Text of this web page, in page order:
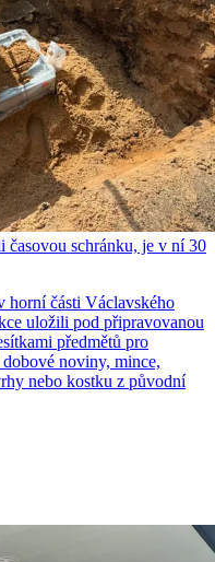
časovou schránku, je v ní 30
horní části Václavského
uložili pod připravovanou
předmětů pro
noviny, mince,
nebo kostku z původní